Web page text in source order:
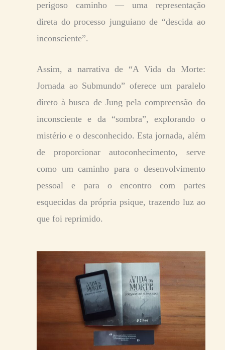
perigoso caminho — uma representação
direta do processo junguiano de “descida ao
inconsciente”.
Assim, a narrativa de “A Vida da Morte:
Jornada ao Submundo” oferece um paralelo
direto à busca de Jung pela compreensão do
inconsciente e da “sombra”, explorando o
mistério e o desconhecido. Esta jornada, além
de proporcionar autoconhecimento, serve
como um caminho para o desenvolvimento
pessoal e para o encontro com partes
esquecidas da própria psique, trazendo luz ao
que foi reprimido.